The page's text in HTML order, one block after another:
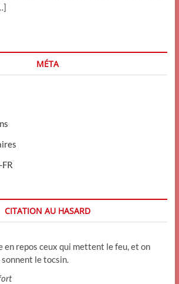
MÉTA
CITATION AU HASARD
en repos ceux qui mettent le feu, et on
le tocsin.